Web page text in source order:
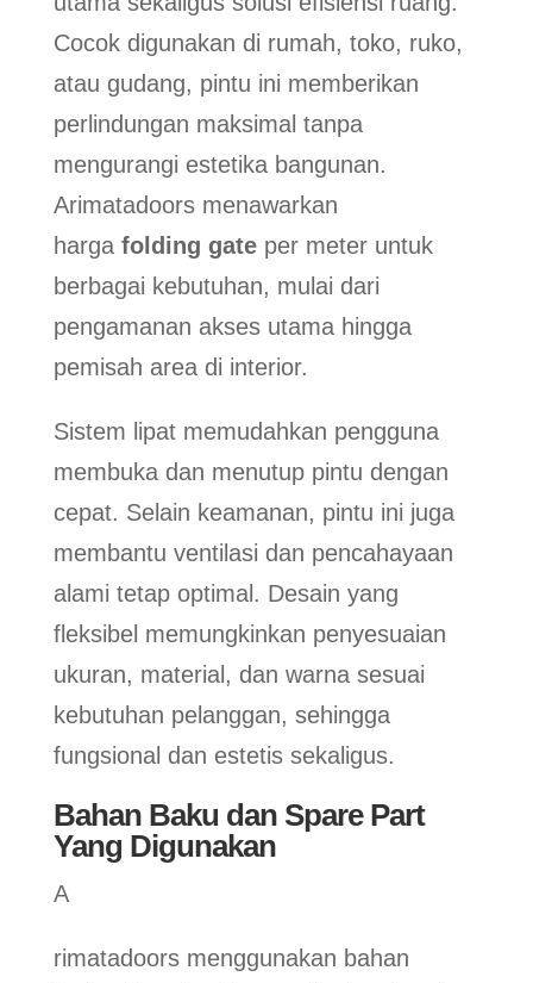
Cocok digunakan di rumah, toko, ruko,
atau gudang, pintu ini memberikan
perlindungan maksimal tanpa
mengurangi estetika bangunan.
Arimatadoors menawarkan
hargafolding gateper meter untuk
berbagai kebutuhan, mulai dari
pengamanan akses utama hingga
pemisah area di interior.
Sistem lipat memudahkan pengguna
membuka dan menutup pintu dengan
cepat. Selain keamanan, pintu ini juga
membantu ventilasi dan pencahayaan
alami tetap optimal. Desain yang
fleksibel memungkinkan penyesuaian
ukuran, material, dan warna sesuai
kebutuhan pelanggan, sehingga
fungsional dan estetis sekaligus.
Bahan Baku dan Spare Part
Yang Digunakan
A
rimatadoors menggunakan bahan